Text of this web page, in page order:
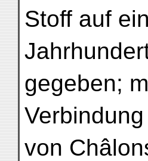
Stoff auf
gegeben;
von